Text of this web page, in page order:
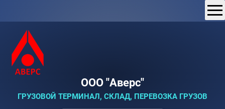
ООО "Аверс"
ГРУЗОВОЙ ТЕРМИНАЛ, СКЛАД, ПЕРЕВОЗКА ГРУЗОВ